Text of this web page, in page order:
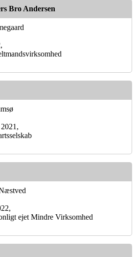
Bro Andersen
ejet Mindre Virksomhed